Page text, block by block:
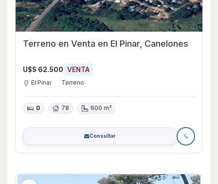
Terreno en Venta en El Pinar, Canelones
U$S 62.500 VENTA
El Pinar Terreno
0 78 600 m²
Consultar